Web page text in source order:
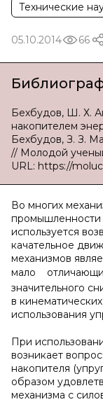
Технические
05.10.2014 66
Бехбудов, Ш. Х.
накопителем
Бехбудов, З. З.
// Молодой
URL: https://
Во многих
промышленности
используется
качательное
механизмов
мало
значительного
в
использования
При
возникает
накопителя
образом
механизма с